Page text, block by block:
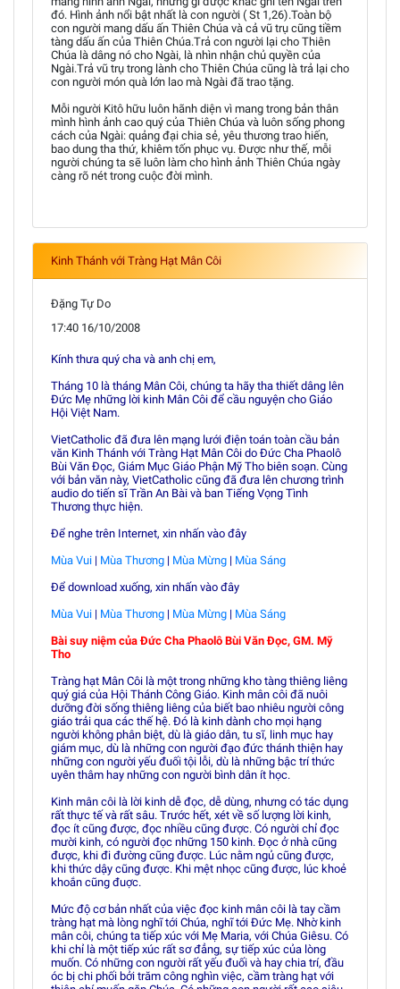
đó. Hình ảnh nổi bật nhất là con người ( St 1,26).Toàn bộ
con người mang dấu ấn Thiên Chúa và cả vũ trụ cũng tiềm
tàng dấu ấn của Thiên Chúa.Trả con người lại cho Thiên
Chúa là dâng nó cho Ngài, là nhìn nhận chủ quyền của
Ngài.Trả vũ trụ trong lành cho Thiên Chúa cũng là trả lại cho
con người món quà lớn lao mà Ngài đã trao tặng.
Mỗi người Kitô hữu luôn hãnh diện vì mang trong bản thân
mình hình ảnh cao quý của Thiên Chúa và luôn sống phong
cách của Ngài: quảng đại chia sẻ, yêu thương trao hiến,
bao dung tha thứ, khiêm tốn phục vụ. Được như thế, mỗi
người chúng ta sẽ luôn làm cho hình ảnh Thiên Chúa ngày
càng rõ nét trong cuộc đời mình.
Kinh Thánh với Tràng Hạt Mân Côi
Đặng Tự Do
17:40 16/10/2008
Kính thưa quý cha và anh chị em,
Tháng 10 là tháng Mân Côi, chúng ta hãy tha thiết dâng lên
Đức Mẹ những lời kinh Mân Côi để cầu nguyện cho Giáo
Hội Việt Nam.
VietCatholic đã đưa lên mạng lưới điện toán toàn cầu bản
văn Kinh Thánh với Tràng Hạt Mân Côi do Đức Cha Phaolô
Bùi Văn Đọc, Giám Mục Giáo Phận Mỹ Tho biên soạn. Cùng
với bản văn này, VietCatholic cũng đã đưa lên chương trình
audio do tiến sĩ Trần An Bài và ban Tiếng Vọng Tình
Thương thực hiện.
Để nghe trên Internet, xin nhấn vào đây
Mùa Vui | Mùa Thương | Mùa Mừng | Mùa Sáng
Để download xuống, xin nhấn vào đây
Mùa Vui | Mùa Thương | Mùa Mừng | Mùa Sáng
Bài suy niệm của Ðức Cha Phaolô Bùi Văn Ðọc, GM. Mỹ
Tho
Tràng hạt Mân Côi là một trong những kho tàng thiêng liêng
quý giá của Hội Thánh Công Giáo. Kinh mân côi đã nuôi
dưỡng đời sống thiêng liêng của biết bao nhiêu người công
giáo trải qua các thế hệ. Ðó là kinh dành cho mọi hạng
người không phân biệt, dù là giáo dân, tu sĩ, linh mục hay
giám mục, dù là những con người đạo đức thánh thiện hay
những con người yếu đuối tội lỗi, dù là những bậc trí thức
uyên thâm hay những con người bình dân ít học.
Kinh mân côi là lời kinh dễ đọc, dễ dùng, nhưng có tác dụng
rất thực tế và rất sâu. Trước hết, xét về số lượng lời kinh,
đọc ít cũng được, đọc nhiều cũng được. Có người chỉ đọc
mười kinh, có người đọc những 150 kinh. Ðọc ở nhà cũng
được, khi đi đường cũng được. Lúc nằm ngủ cũng được,
khi thức dậy cũng được. Khi mệt nhọc cũng được, lúc khoẻ
khoắn cũng đuợc.
Mức độ cơ bản nhất của việc đọc kinh mân côi là tay cầm
tràng hạt mà lòng nghĩ tới Chúa, nghĩ tới Ðức Mẹ. Nhờ kinh
mân côi, chúng ta tiếp xúc với Mẹ Maria, với Chúa Giêsu. Có
khi chỉ là một tiếp xúc rất sơ đẳng, sự tiếp xúc của lòng
muốn. Có những con người rất yếu đuối và hay chia trí, đầu
óc bị chi phối bởi trăm công nghìn việc, cầm tràng hạt với